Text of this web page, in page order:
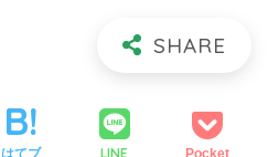
はてブ LINE Pocket